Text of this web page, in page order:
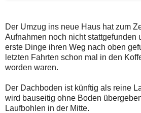
Der Umzug ins neue Haus hat zum
Aufnahmen noch nicht stattgefunden
erste Dinge ihren Weg nach oben
letzten Fahrten schon mal in den
worden waren.
Der Dachboden ist künftig als reine
wird bauseitig ohne Boden
Laufbohlen in der Mitte.